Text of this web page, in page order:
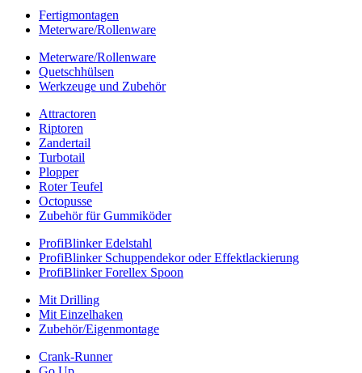
Fertigmontagen
Meterware/Rollenware
Meterware/Rollenware
Quetschhülsen
Werkzeuge und Zubehör
Attractoren
Riptoren
Zandertail
Turbotail
Plopper
Roter Teufel
Octopusse
Zubehör für Gummiköder
ProfiBlinker Edelstahl
ProfiBlinker Schuppendekor oder Effektlackierung
ProfiBlinker Forellex Spoon
Mit Drilling
Mit Einzelhaken
Zubehör/Eigenmontage
Crank-Runner